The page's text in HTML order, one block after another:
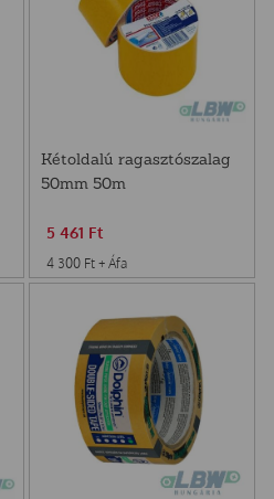
Kétoldalú ragasztószalag
50mm 50m
5 461 Ft
4 300 Ft + Áfa